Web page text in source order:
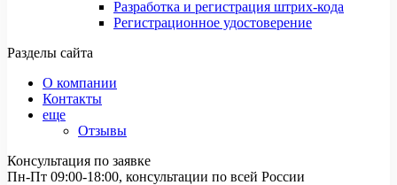
Разработка и регистрация штрих-кода
Регистрационное удостоверение
Разделы сайта
О компании
Контакты
еще
Отзывы
Консультация по заявке
Пн-Пт 09:00-18:00, консультации по всей России